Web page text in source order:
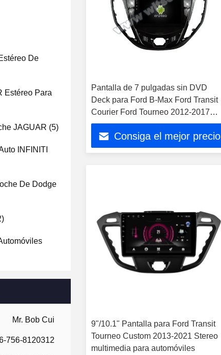
De
Estéreo Para
JAGUAR (5)
INFINITI
De Dodge
Mr. Bob Cui
756-8120312
Pantalla de 7 pulgadas sin DVD
Deck para Ford B-Max Ford Transit
Courier Ford Tourneo 2012-2017
Estéreo de coche
Consiga el mejor precio
9"/10.1" Pantalla para Ford Transit
Tourneo Custom 2013-2021 Stereo
multimedia para automóviles